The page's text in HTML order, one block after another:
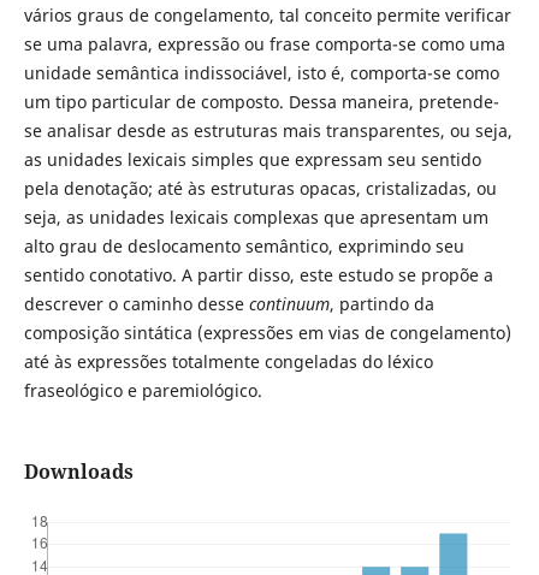
vários graus de congelamento, tal conceito permite verificar
se uma palavra, expressão ou frase comporta-se como uma
unidade semântica indissociável, isto é, comporta-se como
um tipo particular de composto. Dessa maneira, pretende-
se analisar desde as estruturas mais transparentes, ou seja,
as unidades lexicais simples que expressam seu sentido
pela denotação; até às estruturas opacas, cristalizadas, ou
seja, as unidades lexicais complexas que apresentam um
alto grau de deslocamento semântico, exprimindo seu
sentido conotativo. A partir disso, este estudo se propõe a
descrever o caminho desse continuum, partindo da
composição sintática (expressões em vias de congelamento)
até às expressões totalmente congeladas do léxico
fraseológico e paremiológico.
Downloads